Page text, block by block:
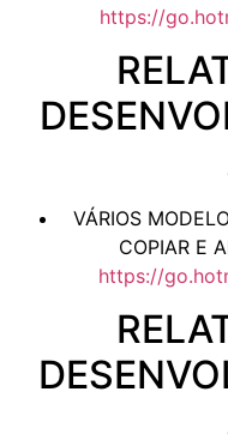
https://
VÁRIOS
COPIAR E
https://